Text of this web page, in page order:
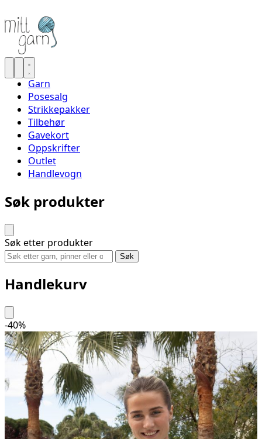
Garn
Posesalg
Strikkepakker
Tilbehør
Gavekort
Oppskrifter
Outlet
Handlevogn
Søk produkter
Søk etter produkter
Søk
Handlekurv
-40%